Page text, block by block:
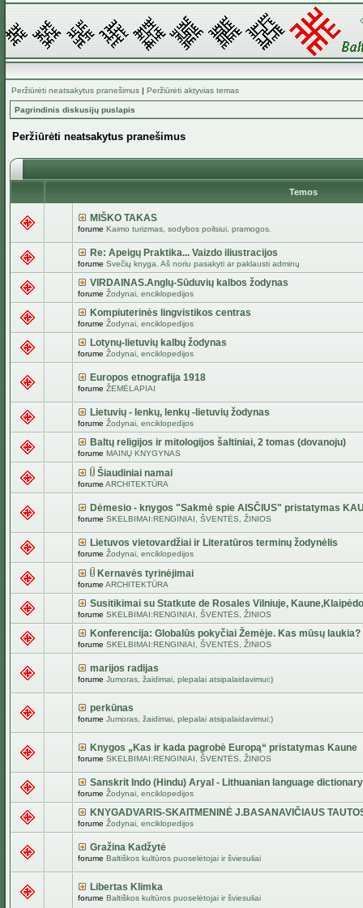
Peržiūrėti neatsakytus pranešimus | Peržiūrėti aktyvias temas
Pagrindinis diskusijų puslapis
Peržiūrėti neatsakytus pranešimus
Temos
MIŠKO TAKAS
forume Kaimo turizmas, sodybos poilsiui, pramogos.
Re: Apeigų Praktika... Vaizdo iliustracijos
forume Svečių knyga. Aš noriu pasakyti ar paklausti adminų
VIRDAINAS.Anglų-Sūduvių kalbos žodynas
forume Žodynai, enciklopedijos
Kompiuterinės lingvistikos centras
forume Žodynai, enciklopedijos
Lotynų-lietuvių kalbų žodynas
forume Žodynai, enciklopedijos
Europos etnografija 1918
forume ŽEMĖLAPIAI
Lietuvių - lenkų, lenkų -lietuvių žodynas
forume Žodynai, enciklopedijos
Baltų religijos ir mitologijos šaltiniai, 2 tomas (dovanoju)
forume MAINŲ KNYGYNAS
Šiaudiniai namai
forume ARCHITEKTŪRA
Dėmesio - knygos "Sakmė spie AISČIUS" pristatymas
forume SKELBIMAI:RENGINIAI, ŠVENTĖS, ŽINIOS
Lietuvos vietovardžiai ir Literatūros terminų žodynėlis
forume Žodynai, enciklopedijos
Kernavės tyrinėjimai
forume ARCHITEKTŪRA
Susitikimai su Statkute de Rosales Vilniuje,
forume SKELBIMAI:RENGINIAI, ŠVENTĖS, ŽINIOS
Konferencija: Globalūs pokyčiai Žemėje. Kas mūsų laukia?
forume SKELBIMAI:RENGINIAI, ŠVENTĖS, ŽINIOS
marijos radijas
forume Jumoras, žaidimai, plepalai atsipalaidavimui:)
perkūnas
forume Jumoras, žaidimai, plepalai atsipalaidavimui:)
Knygos „Kas ir kada pagrobė Europą“ pristatymas Kaune
forume SKELBIMAI:RENGINIAI, ŠVENTĖS, ŽINIOS
Sanskrit Indo (Hindu) Aryal - Lithuanian language dictionary
forume Žodynai, enciklopedijos
KNYGADVARIS-SKAITMENINĖ J.BASANAVIČIAUS
forume Žodynai, enciklopedijos
Gražina Kadžytė
forume Baltiškos kultūros puoselėtojai ir šviesuliai
Libertas Klimka
forume Baltiškos kultūros puoselėtojai ir šviesuliai